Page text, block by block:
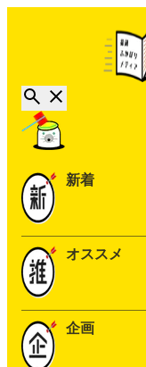
新着
オススメ
企画